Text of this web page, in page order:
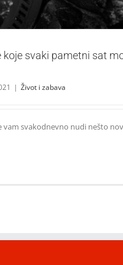
koje svaki pametni sat
| Život i zabava
vam svakodnevno nudi nešto